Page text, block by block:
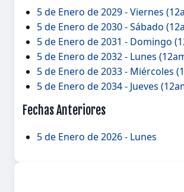
5 de Enero de 2029 - Viernes
5 de Enero de 2030 - Sábado
5 de Enero de 2031 - Domingo
5 de Enero de 2032 - Lunes
5 de Enero de 2033 - Miércoles
5 de Enero de 2034 - Jueves
Fechas Anteriores
5 de Enero de 2026 - Lunes